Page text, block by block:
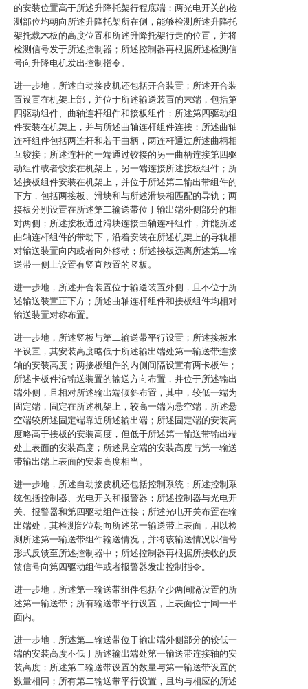
的安装位置高于所述升降托架行程底端；两光电开关的检
测部位均朝向所述升降托架所在侧，能够检测所述升降托
架托载木板的高度位置和所述升降托架行走的位置，并将
检测信号发于所述控制器；所述控制器再根据所述检测信
号向升降电机发出控制指令。
进一步地，所述自动接皮机还包括开合装置；所述开合装
置设置在机架上部，并位于所述输送装置的末端，包括第
四驱动组件、曲轴连杆组件和接板组件；所述第四驱动组
件安装在机架上，并与所述曲轴连杆组件连接；所述曲轴
连杆组件包括两连杆和若干曲柄，两连杆通过所述曲柄相
互铰接；所述连杆的一端通过铰接的另一曲柄连接第四驱
动组件或者铰接在机架上，另一端连接所述接板组件；所
述接板组件安装在机架上，并位于所述第二输出带组件的
下方，包括两接板、滑块和与所述滑块相匹配的导轨；两
接板分别设置在所述第二输送带位于输出端外侧部分的相
对两侧；所述接板通过滑块连接曲轴连杆组件，并能所述
曲轴连杆组件的带动下，沿着安装在所述机架上的导轨相
对输送装置向内或者向外移动；所述接板远离所述第二输
送带一侧上设置有竖直放置的竖板。
进一步地，所述开合装置位于输送装置外侧，且不位于所
述输送装置正下方；所述曲轴连杆组件和接板组件均相对
输送装置对称布置。
进一步地，所述竖板与第二输送带平行设置；所述接板水
平设置，其安装高度略低于所述输出端处第一输送带连接
轴的安装高度；两接板组件的内侧间隔设置有两卡板件；
所述卡板件沿输送装置的输送方向布置，并位于所述输出
端外侧，且相对所述输出端倾斜布置，其中，较低一端为
固定端，固定在所述机架上，较高一端为悬空端，所述悬
空端较所述固定端靠近所述输出端；所述固定端的安装高
度略高于接板的安装高度，但低于所述第一输送带输出端
处上表面的安装高度；所述悬空端的安装高度与第一输送
带输出端上表面的安装高度相当。
进一步地，所述自动接皮机还包括控制系统；所述控制系
统包括控制器、光电开关和报警器；所述控制器与光电开
关、报警器和第四驱动组件连接；所述光电开关布置在输
出端处，其检测部位朝向所述第一输送带上表面，用以检
测所述第一输送带组件输送情况，并将该输送情况以信号
形式反馈至所述控制器中；所述控制器再根据所接收的反
馈信号向第四驱动组件或者报警器发出控制指令。
进一步地，所述第一输送带组件包括至少两间隔设置的所
述第一输送带；所有输送带平行设置，上表面位于同一平
面内。
进一步地，所述第二输送带位于输出端外侧部分的较低一
端的安装高度不低于所述输出端处第一输送带连接轴的安
装高度；所述第二输送带设置的数量与第一输送带设置的
数量相同；所有第二输送带平行设置，且均与相应的所述